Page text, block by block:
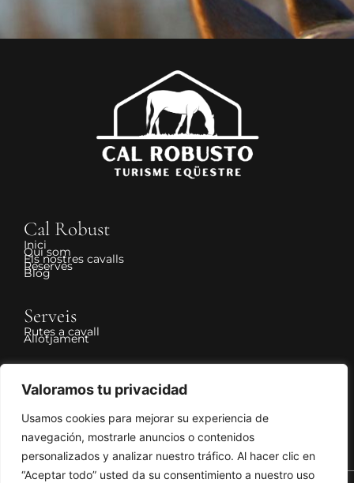
Valoramos tu privacidad
Usamos cookies para mejorar su experiencia de
navegación, mostrarle anuncios o contenidos
personalizados y analizar nuestro tráfico. Al hacer clic en
“Aceptar todo” usted da su consentimiento a nuestro uso
Cal Robust
Inici
Qui som
Els nostres cavalls
Reserves
Blog
Serveis
Rutes a cavall
Allotjament
Legal
Avís Legal
Política de Cookies
Declaració d'accessibilitat
Política de cancel·lació i devolució